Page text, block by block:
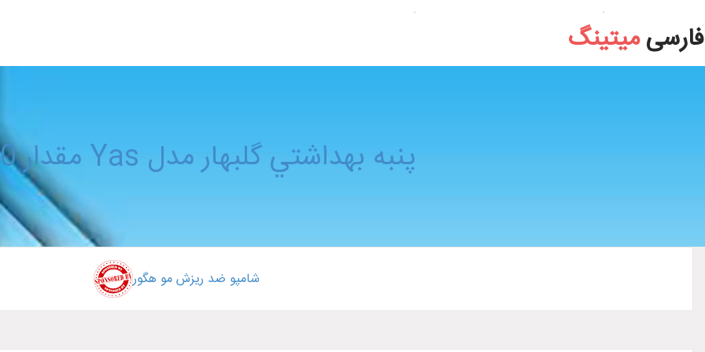
پنبه بهداشتي گلبهار مدل Yas مقدار 50 گرم
فارسیمیتینگ
پنبه بهداشتي گلبهار مدل Yas مقدار 50 گرم
شامپو ضد ریزش مو هگور